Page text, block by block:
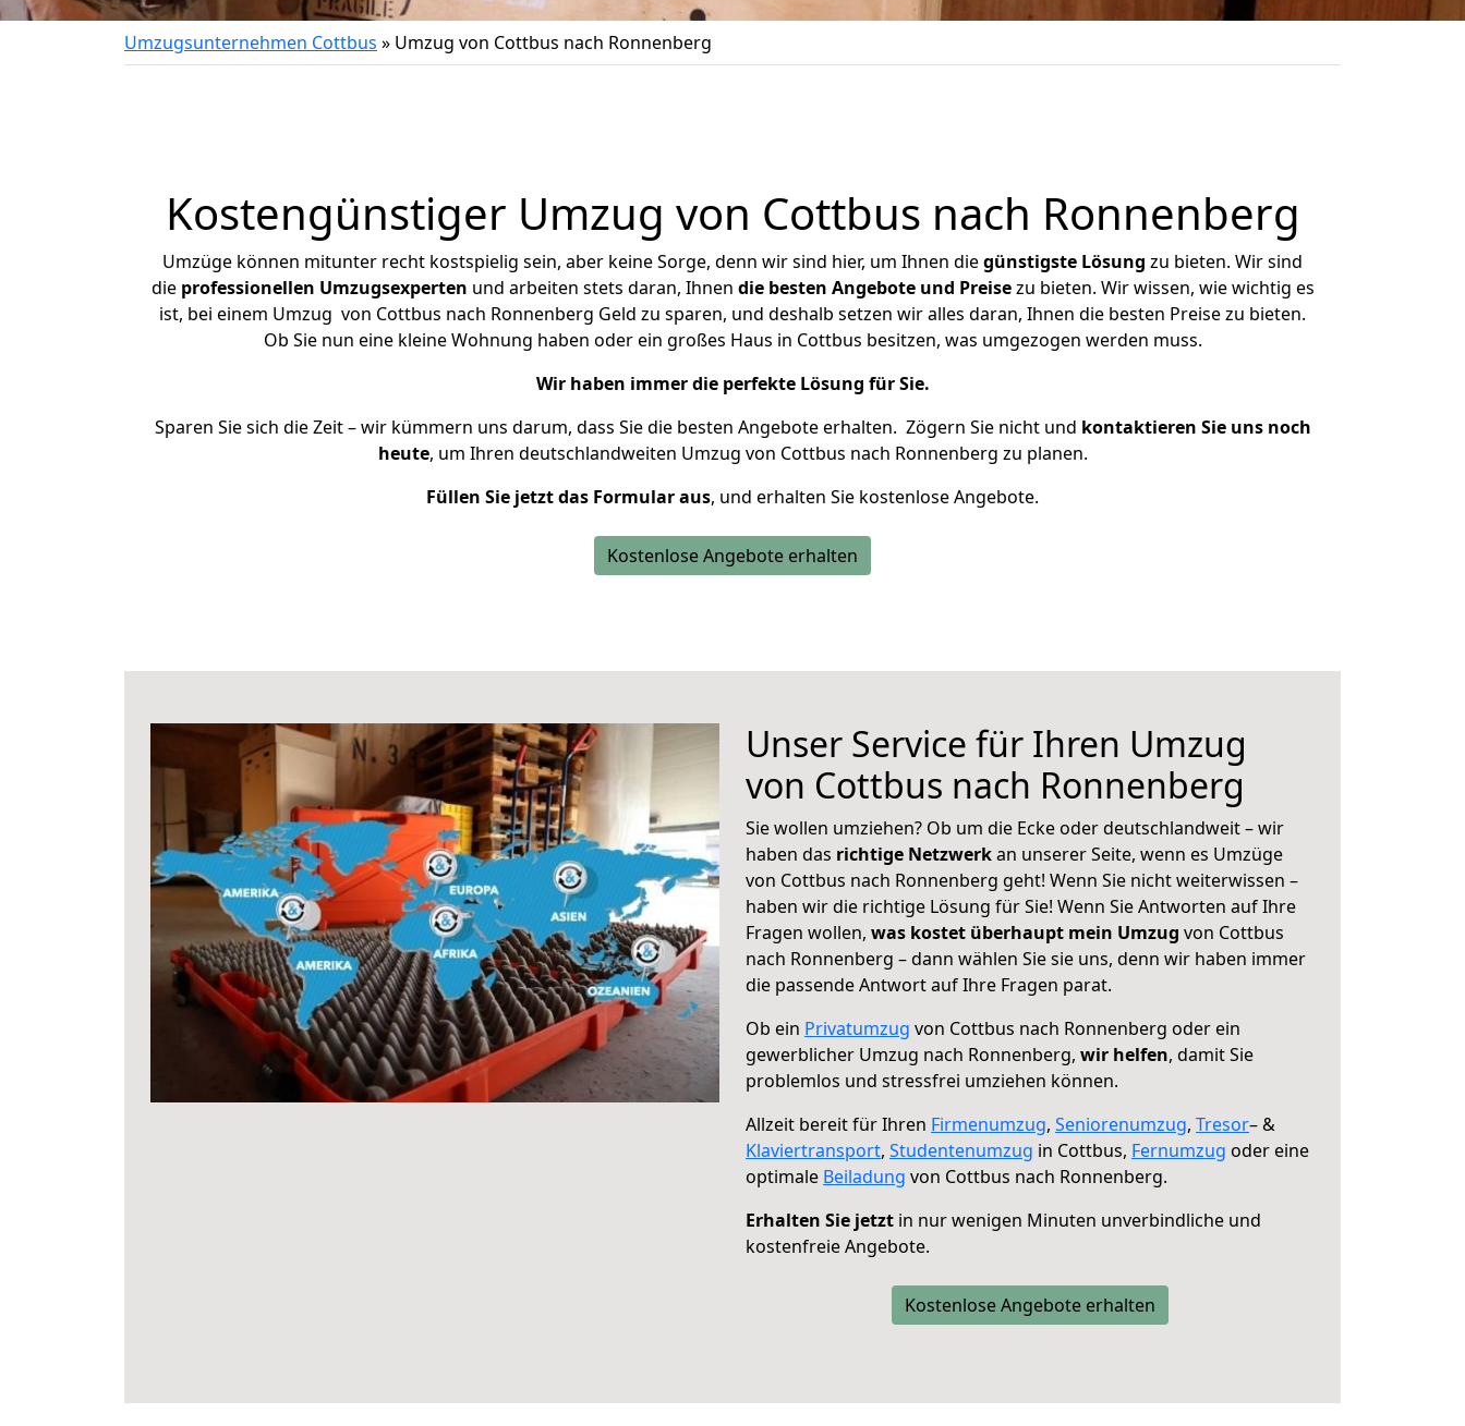
Umzugsunternehmen Cottbus » Umzug von Cottbus nach Ronnenberg
Kostengünstiger Umzug von Cottbus nach Ronnenberg
Umzüge können mitunter recht kostspielig sein, aber keine Sorge, denn wir sind hier, um Ihnen diegünstigste Lösung zu bieten. Wir sind
die professionellen Umzugsexperten und arbeiten stets daran, Ihnen die besten Angebote und Preisezu bieten. Wir wissen, wie wichtig es
ist, bei einem Umzug von Cottbus nach Ronnenberg Geld zu sparen, und deshalb setzen wir alles daran, Ihnen die besten Preise zu bieten.
Ob Sie nun eine kleine Wohnung haben oder ein großes Haus in Cottbus besitzen, was umgezogen werden muss.
Wir haben immer die perfekte Lösung für Sie.
Sparen Sie sich die Zeit – wir kümmern uns darum, dass Sie die besten Angebote erhalten. Zögern Sie nicht und kontaktieren Sie uns noch
heute, um Ihren deutschlandweiten Umzug von Cottbus nach Ronnenberg zu planen.
Füllen Sie jetzt das Formular aus, und erhalten Sie kostenlose Angebote.
Kostenlose Angebote erhalten
Unser Service für Ihren Umzug
von Cottbus nach Ronnenberg
Sie wollen umziehen? Ob um die Ecke oder deutschlandweit – wir
haben das richtige Netzwerkan unserer Seite, wenn es Umzüge
von Cottbus nach Ronnenberg geht! Wenn Sie nicht weiterwissen –
haben wir die richtige Lösung für Sie! Wenn Sie Antworten auf Ihre
Fragen wollen, was kostet überhaupt mein Umzug von Cottbus
nach Ronnenberg – dann wählen Sie sie uns, denn wir haben immer
die passende Antwort auf Ihre Fragen parat.
Ob ein Privatumzug von Cottbus nach Ronnenberg oder ein
gewerblicher Umzug nach Ronnenberg, wir helfen, damit Sie
problemlos und stressfrei umziehen können.
Allzeit bereit für Ihren Firmenumzug, Seniorenumzug, Tresor– &
Klaviertransport, Studentenumzug in Cottbus, Fernumzug oder eine
optimale Beiladung von Cottbus nach Ronnenberg.
Erhalten Sie jetzt in nur wenigen Minuten unverbindliche und
kostenfreie Angebote.
Kostenlose Angebote erhalten